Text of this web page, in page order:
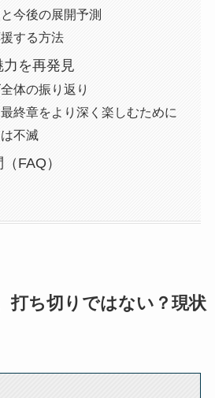
今後の展開予測
する方法
力を再発見
体の振り返り
終章をより深く楽しむために
不滅
FAQ）
打ち切りではない？現状